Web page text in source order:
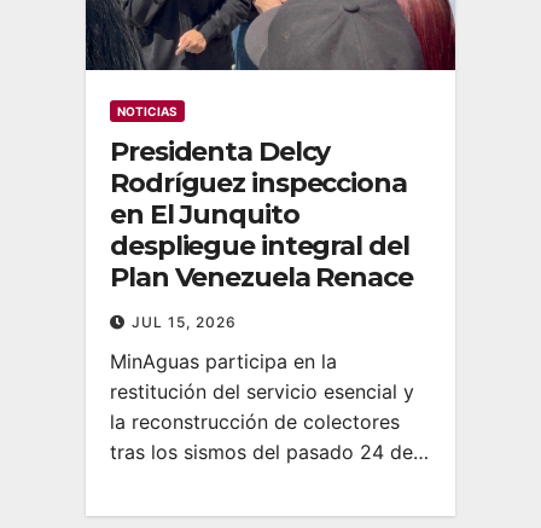
NOTICIAS
Presidenta Delcy
Rodríguez inspecciona
en El Junquito
despliegue integral del
Plan Venezuela Renace
JUL 15, 2026
MinAguas participa en la
restitución del servicio esencial y
la reconstrucción de colectores
tras los sismos del pasado 24 de…